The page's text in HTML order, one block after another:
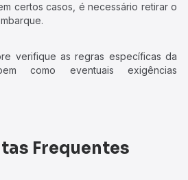
certos casos, é necessário retirar o
verifique as regras específicas da
como eventuais exigências
Frequentes